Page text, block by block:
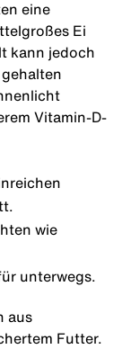
eine
Ei
kann jedoch
Vitamin-D-
wie
unterwegs.
aus
Futter.